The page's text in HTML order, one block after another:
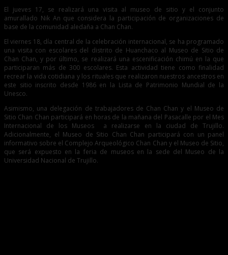
El jueves 17, se realizará una visita al museo de sitio y el conjunto
amurallado Nik An que considera la participación de organizaciones de
base de la comunidad aledaña a Chan Chan.
El viernes 18, día central de la celebración internacional, se ha programado
una visita con escolares del distrito de Huanchaco al Museo de Sitio de
Chan Chan, y por último, se realizará una escenificación chimú en la que
participaran más de 300 escolares. Esta actividad tiene como finalidad
recrear la vida cotidiana y los rituales que realizaron nuestros ancestros en
este sitio inscrito desde 1986 en la Lista de Patrimonio Mundial de la
Unesco.
Asimismo, una delegación de trabajadores de Chan Chan y el Museo de
Sitio Chan Chan participará en horas de la mañana del Pasacalle por el Mes
Internacional de los Museos a realizarse en la ciudad de Trujillo.
Adicionalmente, el Museo de Sitio Chan Chan participará con un panel
informativo sobre el Complejo Arqueológico Chan Chan y el Museo de Sitio,
que será expuesto en la feria de museos en la sede del Museo de la
Universidad Nacional de Trujillo.